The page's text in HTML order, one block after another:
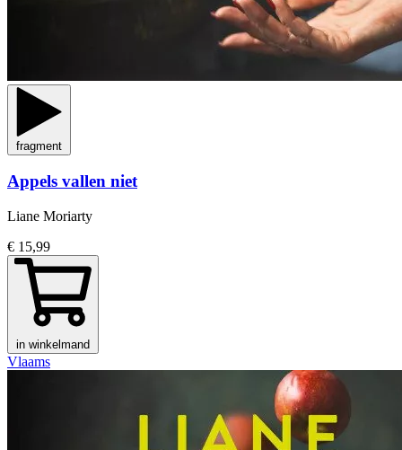
fragment
Appels vallen niet
Liane Moriarty
€ 15,99
in winkelmand
Vlaams